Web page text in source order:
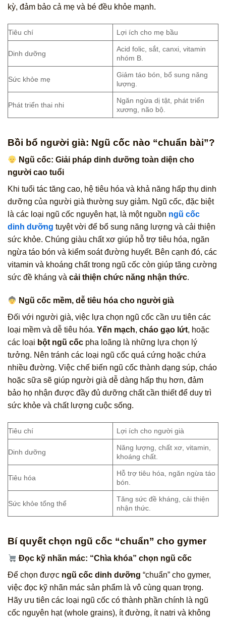
kỳ, đảm bảo cả mẹ và bé đều khỏe mạnh.
Tiêu chí Lợi ích cho mẹ bầu
Dinh dưỡng
Acid folic, sắt, canxi, vitamin
nhóm B.
Sức khỏe mẹ
Giảm táo bón, bổ sung năng
lượng.
Phát triển thai nhi
Ngăn ngừa dị tật, phát triển
xương, não bộ.
Bồi bổ người già: Ngũ cốc nào “chuẩn bài”?
Ngũ cốc: Giải pháp dinh dưỡng toàn diện cho
người cao tuổi
Khi tuổi tác tăng cao, hệ tiêu hóa và khả năng hấp thụ dinh
dưỡng của người già thường suy giảm. Ngũ cốc, đặc biệt
là các loại ngũ cốc nguyên hạt, là một nguồn ngũ cốc
dinh dưỡng tuyệt vời để bổ sung năng lượng và cải thiện
sức khỏe. Chúng giàu chất xơ giúp hỗ trợ tiêu hóa, ngăn
ngừa táo bón và kiểm soát đường huyết. Bên cạnh đó, các
vitamin và khoáng chất trong ngũ cốc còn giúp tăng cường
sức đề kháng và cải thiện chức năng nhận thức.
Ngũ cốc mềm, dễ tiêu hóa cho người già
Đối với người già, việc lựa chọn ngũ cốc cần ưu tiên các
loại mềm và dễ tiêu hóa. Yến mạch, cháo gạo lứt, hoặc
các loại bột ngũ cốc pha loãng là những lựa chọn lý
tưởng. Nên tránh các loại ngũ cốc quá cứng hoặc chứa
nhiều đường. Việc chế biến ngũ cốc thành dạng súp, cháo
hoặc sữa sẽ giúp người già dễ dàng hấp thụ hơn, đảm
bảo họ nhận được đầy đủ dưỡng chất cần thiết để duy trì
sức khỏe và chất lượng cuộc sống.
Tiêu chí Lợi ích cho người già
Dinh dưỡng
Năng lượng, chất xơ, vitamin,
khoáng chất.
Tiêu hóa
Hỗ trợ tiêu hóa, ngăn ngừa táo
bón.
Sức khỏe tổng thể
Tăng sức đề kháng, cải thiện
nhận thức.
Bí quyết chọn ngũ cốc “chuẩn” cho gymer
Đọc kỹ nhãn mác: “Chìa khóa” chọn ngũ cốc
Để chọn được ngũ cốc dinh dưỡng “chuẩn” cho gymer,
việc đọc kỹ nhãn mác sản phẩm là vô cùng quan trọng.
Hãy ưu tiên các loại ngũ cốc có thành phần chính là ngũ
cốc nguyên hạt (whole grains), ít đường, ít natri và không